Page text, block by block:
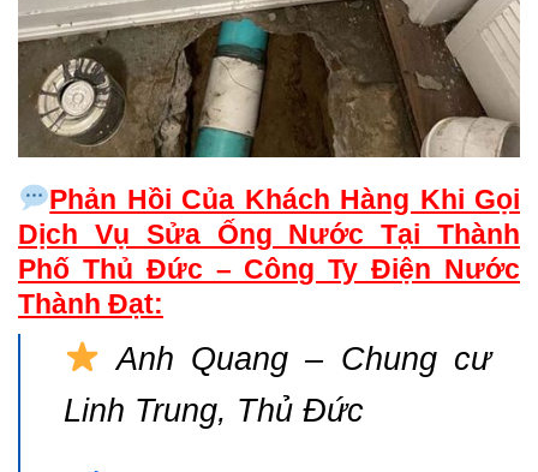
Phản Hồi Của Khách Hàng Khi Gọi
Dịch Vụ Sửa Ống Nước Tại Thành
Phố Thủ Đức – Công Ty Điện Nước
Thành Đạt:
Anh Quang – Chung cư
Linh Trung, Thủ Đức